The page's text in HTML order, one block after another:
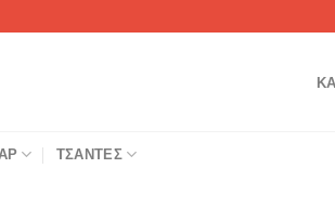
ΤΣΆΝΤΕΣ